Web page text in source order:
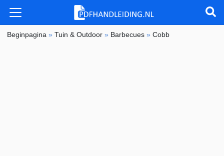
Beginpagina »Tuin & Outdoor » Barbecues »Cobb